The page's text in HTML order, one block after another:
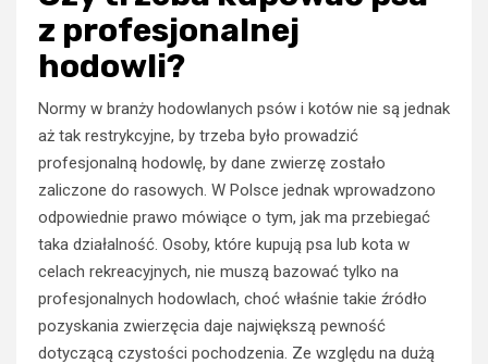
z profesjonalnej
hodowli?
Normy w branży hodowlanych psów i kotów nie są jednak
aż tak restrykcyjne, by trzeba było prowadzić
profesjonalną hodowlę, by dane zwierzę zostało
zaliczone do rasowych. W Polsce jednak wprowadzono
odpowiednie prawo mówiące o tym, jak ma przebiegać
taka działalność. Osoby, które kupują psa lub kota w
celach rekreacyjnych, nie muszą bazować tylko na
profesjonalnych hodowlach, choć właśnie takie źródło
pozyskania zwierzęcia daje największą pewność
dotyczącą czystości pochodzenia. Ze względu na dużą